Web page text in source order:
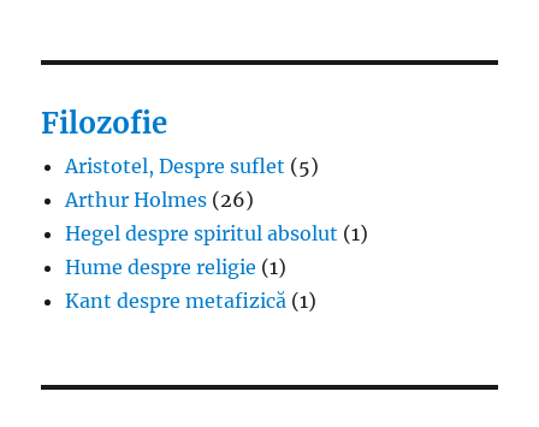
Filozofie
Aristotel, Despre suflet (5)
Arthur Holmes (26)
Hegel despre spiritul absolut (1)
Hume despre religie (1)
Kant despre metafizică (1)